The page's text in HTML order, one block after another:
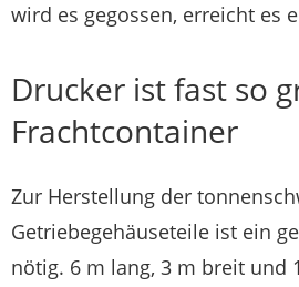
wird es gegossen, erreicht es
Drucker ist fast so
Frachtcontainer
Zur Herstellung der
Getriebegehäuseteile ist ein
nötig. 6 m lang, 3 m breit und